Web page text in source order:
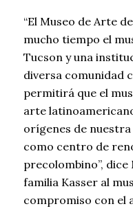
“El Museo de Arte
mucho tiempo el
Tucson y una
diversa comunidad
permitirá que el
arte
orígenes de
como centro de
precolombino”, dice
familia Kasser al
compromiso con el